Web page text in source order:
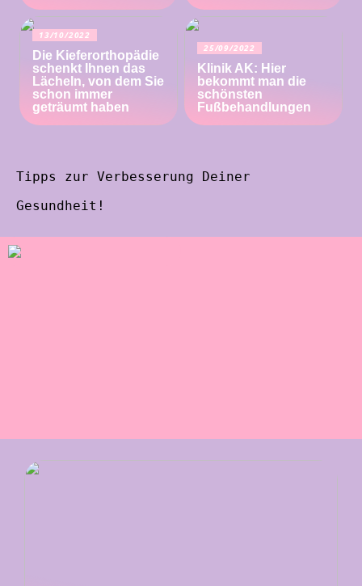
13/10/2022
Die Kieferorthopädie
schenkt Ihnen das
Lächeln, von dem Sie
schon immer
geträumt haben
25/09/2022
Klinik AK: Hier
bekommt man die
schönsten
Fußbehandlungen
Tipps zur Verbesserung Deiner
Gesundheit!